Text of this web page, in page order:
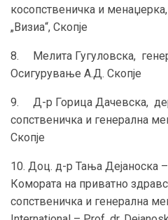
косопственичка и
„Визиа“, Скопје
8. Мелита Гугуловска,
Осигурување А.Д. Скопје
9. Д-р Горица Дачевска,
сопственичка и генерална
Скопје
10. Доц. д-р Тања Дејаноска
Комората на приватно
сопственичка и генерална